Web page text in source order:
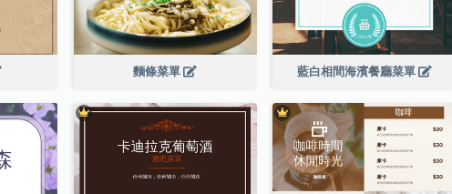
麵條菜單 藍白相間海濱餐廳菜單